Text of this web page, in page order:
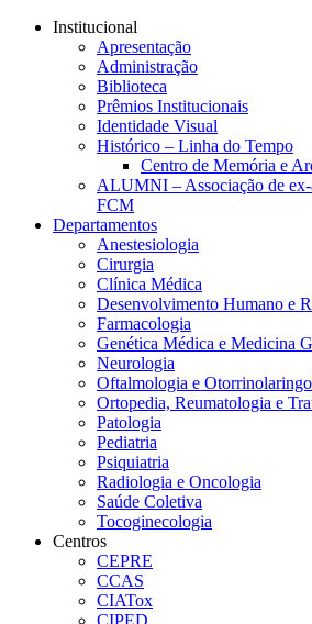
Conteúdo principal
Institucional
Apresentação
Administração
Biblioteca
Prêmios Institucionais
Identidade Visual
Histórico – Linha do Tempo
Centro de Memória e
ALUMNI – Associação de ex-
FCM
Departamentos
Anestesiologia
Cirurgia
Clínica Médica
Desenvolvimento Humano e
Farmacologia
Genética Médica e Medicina
Neurologia
Oftalmologia e
Ortopedia, Reumatologia e
Patologia
Pediatria
Psiquiatria
Radiologia e Oncologia
Saúde Coletiva
Tocoginecologia
Centros
CEPRE
CCAS
CIATox
CIPED